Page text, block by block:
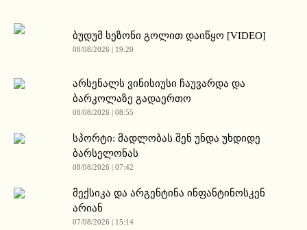
ბუდუმ სეზონი გოლით დაიწყო [VIDEO]
08/08/2026 | 19:20
არსენალს ვინისიუსი ჩაუვარდა და
ბარკოლაზე გადაერთო
08/08/2026 | 08:55
სპორტი: მადლობას შენ უნდა უხდიდე
ბარსელონას
08/08/2026 | 07:42
მექსიკა და არგენტინა ინფანტინოსკენ
არიან
07/08/2026 | 15:14